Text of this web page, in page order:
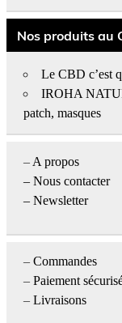
Nos produits au
Le CBD c’est
IROHA
patch, masques
– A propos
– Nous contacter
– Newsletter
– Commandes
– Paiement
– Livraisons